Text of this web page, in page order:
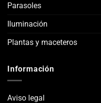
Parasoles
Iluminación
Plantas y maceteros
Información
Aviso legal